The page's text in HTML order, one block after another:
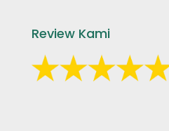
Review Kami